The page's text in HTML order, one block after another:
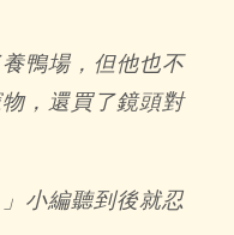
鴨場，但他也不
，還買了鏡頭對
小編聽到後就忍